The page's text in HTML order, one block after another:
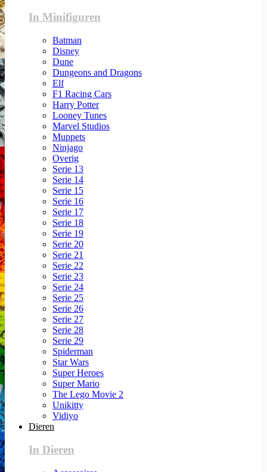
In Minifiguren
Batman
Disney
Dune
Dungeons and Dragons
Elf
F1 Racing Cars
Harry Potter
Looney Tunes
Marvel Studios
Muppets
Ninjago
Overig
Serie 13
Serie 14
Serie 15
Serie 16
Serie 17
Serie 18
Serie 19
Serie 20
Serie 21
Serie 22
Serie 23
Serie 24
Serie 25
Serie 26
Serie 27
Serie 28
Serie 29
Spiderman
Star Wars
Super Heroes
Super Mario
The Lego Movie 2
Unikitty
Vidiyo
Dieren
In Dieren